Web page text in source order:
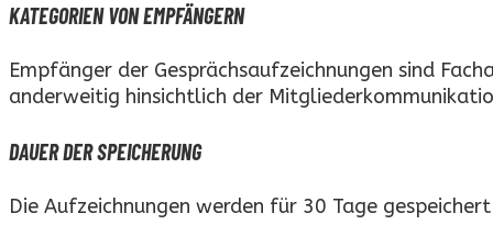
KATEGORIEN VON EMPFÄNGERN
Empfänger der Gesprächsaufzeichnungen sind
anderweitig hinsichtlich der
DAUER DER SPEICHERUNG
Die Aufzeichnungen werden für 30 Tage